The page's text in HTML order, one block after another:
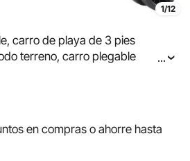
1/12
carro de playa de 3 pies
terreno, carro plegable
bebidas con capacidad de
...
en compras o ahorre hasta